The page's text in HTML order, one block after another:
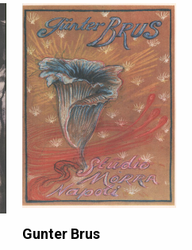
Gunter Brus